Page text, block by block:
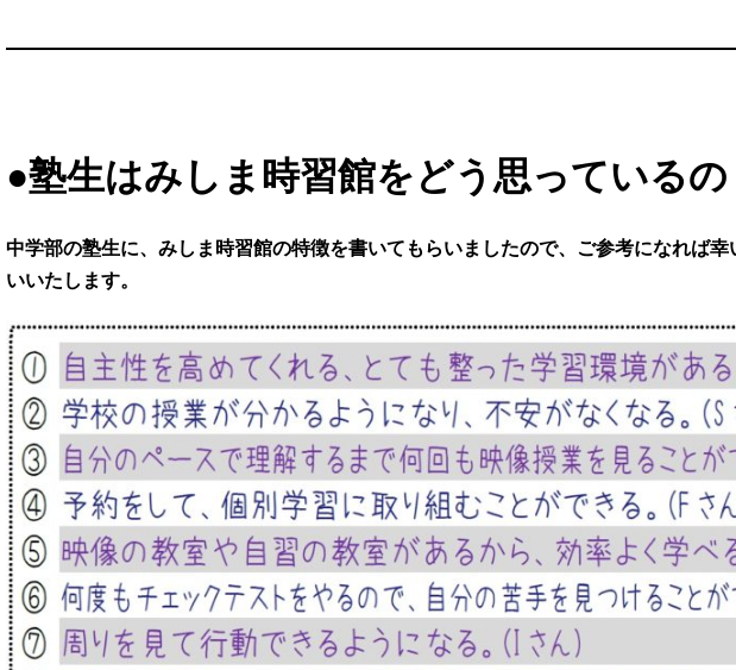
●塾生はみしま時習館をどう思っているの
中学部の塾生に、みしま時習館の特徴を書いてもらいましたので、ご参考になれば
いいたします。